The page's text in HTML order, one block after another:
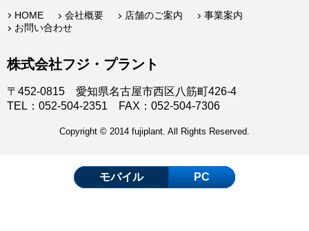
HOME 会社概要 店舗のご案内
事業案内
お問い合わせ
株式会社フジ・プラント
〒452-0815 愛知県名古屋市西区八筋町426-4
TEL：052-504-2351 FAX：052-504-7306
Copyright © 2014 fujiplant. All Rights Reserved.
モバイル PC